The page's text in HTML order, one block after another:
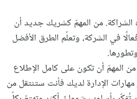
من المهمّ كشريك جديد أن
في الشركة، وتعلّم الطرق الأفضل
المهمّ أن تكون على كامل الإطلاع
مهارات الإدارة لديك فأنت ستنتقل من